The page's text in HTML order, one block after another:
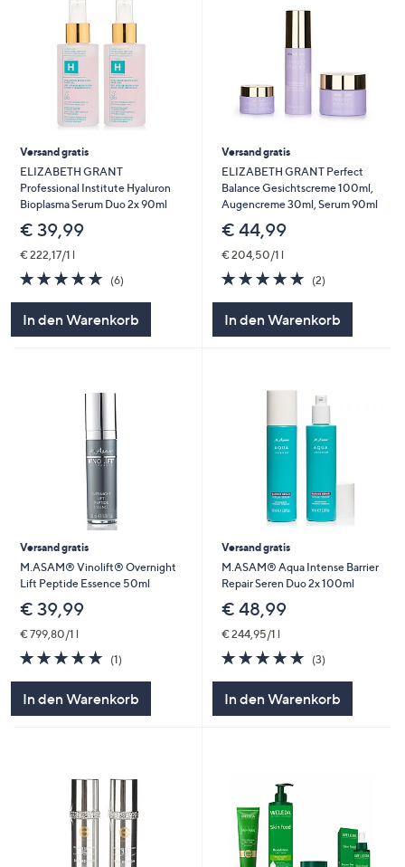
Versand gratis
ELIZABETH GRANT
Professional Institute Hyaluron
Bioplasma Serum Duo 2x 90ml
€ 39,99
€ 222,17/1 l
5.0
von
5
(6)
In den Warenkorb
Versand gratis
ELIZABETH GRANT Perfect
Balance Gesichtscreme 100ml,
Augencreme 30ml, Serum 90ml
€ 44,99
€ 204,50/1 l
5.0
von
(2)2
In den Warenkorb
Versand gratis
M.ASAM® Vinolift® Overnight
Lift Peptide Essence 50ml
€ 39,99
€ 799,80/1 l
5.0
von
5
(1)
In den Warenkorb
Versand gratis
M.ASAM® Aqua Intense Barrier
Repair Seren Duo 2x 100ml
€ 48,99
€ 244,95/1 l
5.0
von
(3)3
In den Warenkorb